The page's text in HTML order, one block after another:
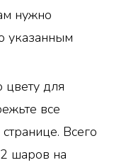
нужно
указанным
цвету для
все
Всего
шаров на